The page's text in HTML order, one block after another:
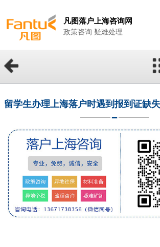
凡图落户上海咨询网
政策咨询 疑难处理
留学生办理上海落户时遇到报到证缺